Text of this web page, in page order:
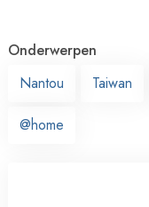
Onderwerpen
Nantou
Taiwan
@home